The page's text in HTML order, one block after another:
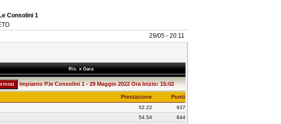
Consolini 1
29/05 - 20:11
Ris. x Gara
Impianto P.le Consolini 1 - 29 Maggio 2022 Ora Inizio: 15:02
Prestazione Punti
52.22
937
54.54
844